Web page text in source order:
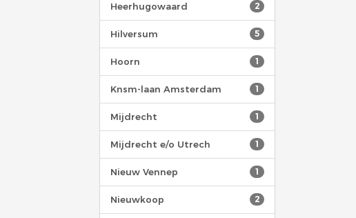
2
Heerhugowaard
5
Hilversum
1
Hoorn
1
Knsm-laan Amsterdam
1
Mijdrecht
1
Mijdrecht e/o Utrech
1
Nieuw Vennep
2
Nieuwkoop